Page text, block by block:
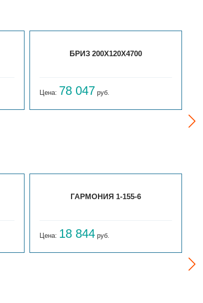
БРИЗ 200Х120Х4700
Цена: 78 047 руб.
ГАРМОНИЯ 1-155-6
Цена: 18 844 руб.